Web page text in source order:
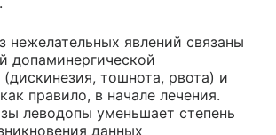
нежелательных явлений связаны
допаминергической
тошнота, рвота) и
правило, в начале лечения.
леводопы уменьшает степень
данных